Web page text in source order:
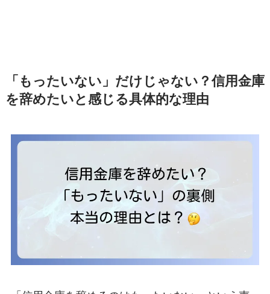
「もったいない」だけじゃない？信用金庫
を辞めたいと感じる具体的な理由